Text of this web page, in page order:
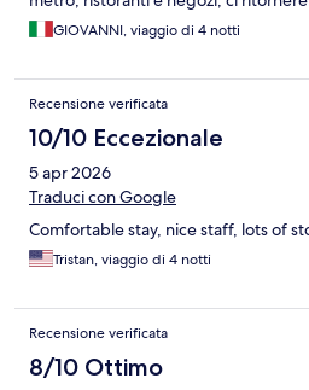
GIOVANNI, viaggio di 4 notti
Recensione verificata
10/10 Eccezionale
5 apr 2026
Traduci con Google
Comfortable stay, nice staff, lots of
Tristan, viaggio di 4 notti
Recensione verificata
8/10 Ottimo